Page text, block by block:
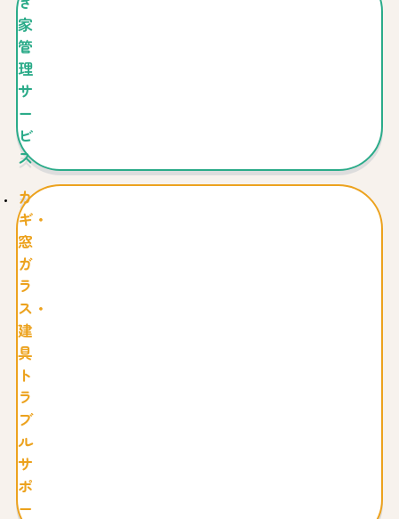
家
管
理
サ
ー
ビ
ス
カ
ギ・
窓
ガ
ラ
ス・
建
具
ト
ラ
ブ
ル
サ
ポ
ー